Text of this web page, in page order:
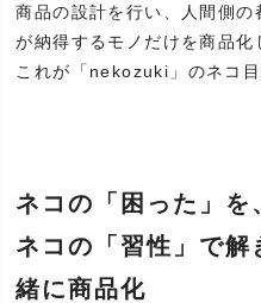
商品の設計を行い、人間側
が納得するモノだけを商品化
これが「nekozuki」のネコ目
ネコの「困った」を
ネコの「習性」で解
緒に商品化